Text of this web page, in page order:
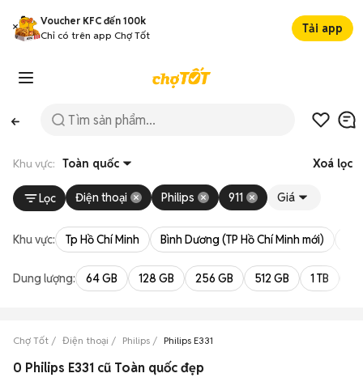
Voucher KFC đến 100k
Chỉ có trên app Chợ Tốt
Tải app
Khu vực: Toàn quốc Xoá lọc
Lọc Điện thoại Philips 911 Giá
Khu vực: Tp Hồ Chí Minh Bình Dương (TP Hồ Chí Minh mới)
Dung lượng: 64 GB 128 GB 256 GB 512 GB 1 TB
Chợ Tốt Điện thoại Philips Philips E331
0 Philips E331 cũ Toàn quốc đẹp